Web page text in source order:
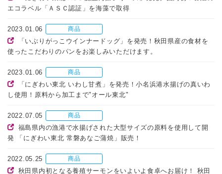
エコラベル「ＡＳＣ認証」を海藻で取得
2023.01.06 商品
「いぶりがっこウインナードッグ」を発売！秋田県産の食材を
使ったこだわりのパンをお楽しみいただけます。
2023.01.06 商品
「にぎわい東北 いわし甘煮」を発売！小名浜港水揚げの真いわ
し使用！原料から加工まで"オール東北"
2022.07.05 商品
福島県内の漁港で水揚げされた大型サイズの原料を使用して開
発 「にぎわい東北 常磐あなご蒲焼」販売！
2022.05.25 商品
秋田県内初となる養殖サーモンをいよいよ食卓へお届け！ 秋田